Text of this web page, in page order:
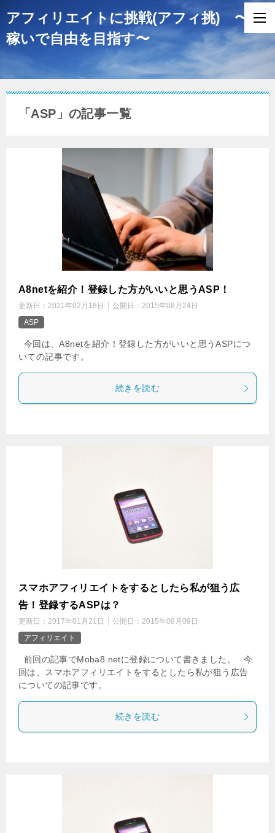
アフィリエイトに挑戦(アフィ挑) 〜
稼いで自由を目指す〜
「ASP」の記事一覧
A8netを紹介！登録した方がいいと思うASP！
更新日： 2021年02月18日 公開日： 2015年08月24日
ASP
今回は、A8netを紹介！登録した方がいいと思うASPにつ
いての記事です。
続きを読む
スマホアフィリエイトをするとしたら私が狙う広
告！登録するASPは？
更新日： 2017年01月21日 公開日： 2015年08月09日
アフィリエイト
前回の記事でMoba8.netに登録について書きました。 今
回は、スマホアフィリエイトをするとしたら私が狙う広告
についての記事です。
続きを読む